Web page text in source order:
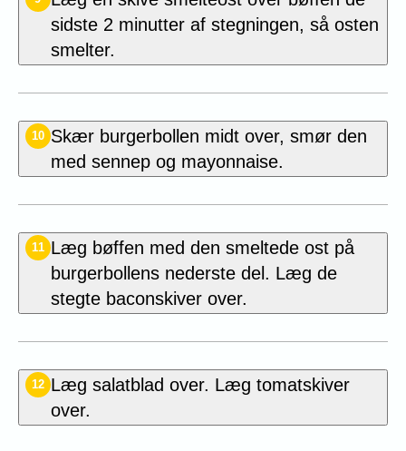
sidste 2 minutter af stegningen, så osten
smelter.
10 Skær burgerbollen midt over, smør den
med sennep og mayonnaise.
11 Læg bøffen med den smeltede ost på
burgerbollens nederste del. Læg de
stegte baconskiver over.
12 Læg salatblad over. Læg tomatskiver
over.